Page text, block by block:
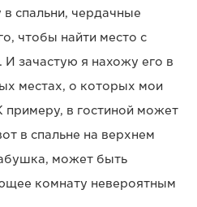
спальни, чердачные
чтобы найти место с
зачастую я нахожу его в
местах, о которых мои
примеру, в гостиной может
в спальне на верхнем
может быть
комнату невероятным